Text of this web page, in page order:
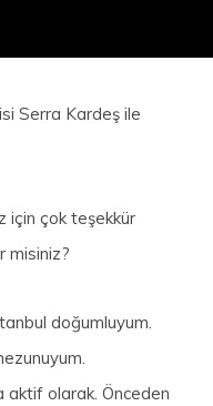
Serra Kardeş ile
için çok teşekkür
misiniz?
doğumluyum.
aktif olarak. Önceden